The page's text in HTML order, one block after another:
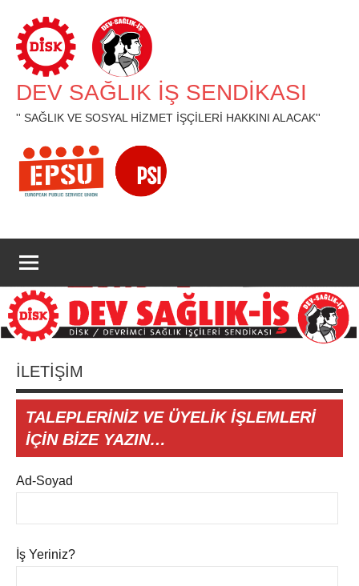
geç
DEV SAĞLIK İŞ SENDİKASI
'' SAĞLIK VE SOSYAL HİZMET İŞÇİLERİ HAKKINI ALACAK''
İLETİŞİM
TALEPLERİNİZ VE ÜYELİK İŞLEMLERİ
İÇİN BİZE YAZIN…
Ad-Soyad
İş Yeriniz?